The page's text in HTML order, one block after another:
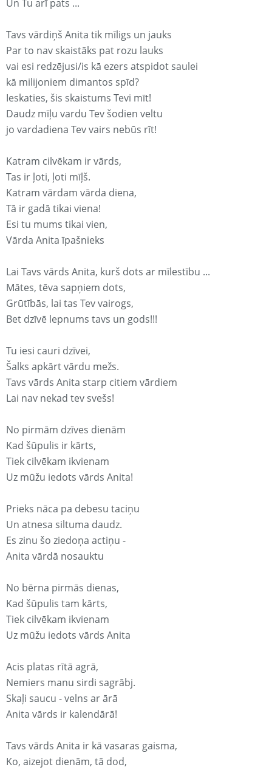
Un Tu arī pats ...
Tavs vārdiņš Anita tik mīligs un jauks
Par to nav skaistāks pat rozu lauks
vai esi redzējusi/is kā ezers atspidot saulei
kā milijoniem dimantos spīd?
Ieskaties, šis skaistums Tevi mīt!
Daudz mīļu vardu Tev šodien veltu
jo vardadiena Tev vairs nebūs rīt!
Katram cilvēkam ir vārds,
Tas ir ļoti, ļoti mīļš.
Katram vārdam vārda diena,
Tā ir gadā tikai viena!
Esi tu mums tikai vien,
Vārda Anita īpašnieks
Lai Tavs vārds Anita, kurš dots ar mīlestību ...
Mātes, tēva sapņiem dots,
Grūtībās, lai tas Tev vairogs,
Bet dzīvē lepnums tavs un gods!!!
Tu iesi cauri dzīvei,
Šalks apkārt vārdu mežs.
Tavs vārds Anita starp citiem vārdiem
Lai nav nekad tev svešs!
No pirmām dzīves dienām
Kad šūpulis ir kārts,
Tiek cilvēkam ikvienam
Uz mūžu iedots vārds Anita!
Prieks nāca pa debesu taciņu
Un atnesa siltuma daudz.
Es zinu šo ziedoņa actiņu -
Anita vārdā nosauktu
No bērna pirmās dienas,
Kad šūpulis tam kārts,
Tiek cilvēkam ikvienam
Uz mūžu iedots vārds Anita
Acis platas rītā agrā,
Nemiers manu sirdi sagrābj.
Skaļi saucu - velns ar ārā
Anita vārds ir kalendārā!
Tavs vārds Anita ir kā vasaras gaisma,
Ko, aizejot dienām, tā dod,